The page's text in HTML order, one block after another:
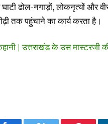
ढोल-नगाड़ों, लोकनृत्यों और
तक पहुंचाने का कार्य करता है।
| उत्तराखंड के उस मास्टरजी